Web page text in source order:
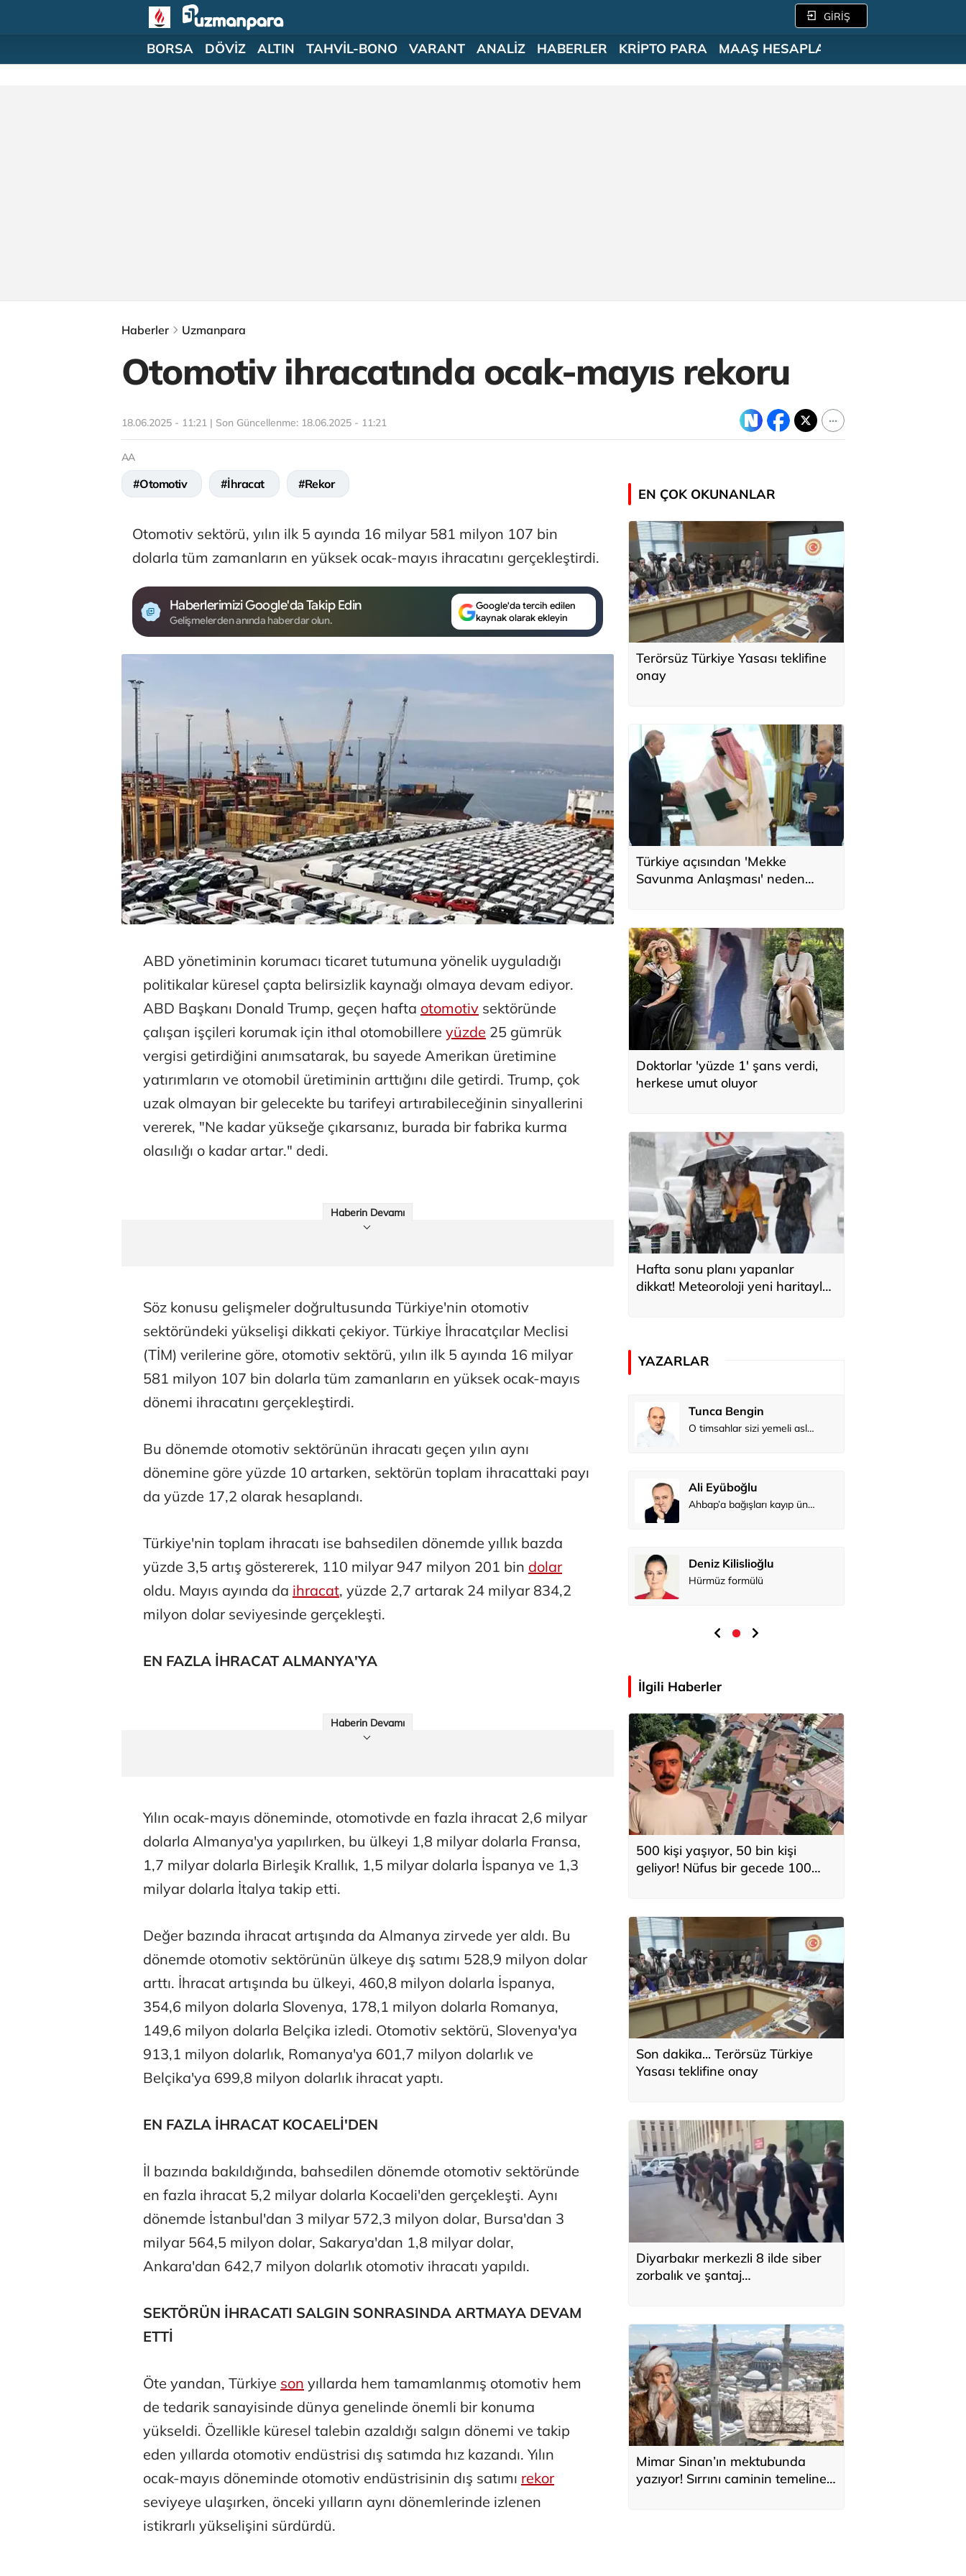
GİRİŞ
BORSA DÖVİZ ALTIN TAHVİL-BONO VARANT ANALİZ HABERLER KRİPTO PARA MAAŞ HESAPLAMA
Haberler Uzmanpara
Otomotiv ihracatında ocak-mayıs rekoru
18.06.2025 - 11:21 | Son Güncellenme: 18.06.2025 - 11:21
AA
#Otomotiv #İhracat #Rekor
Otomotiv sektörü, yılın ilk 5 ayında 16 milyar 581 milyon 107 bin
dolarla tüm zamanların en yüksek ocak-mayıs ihracatını gerçekleştirdi.
Haberlerimizi Google'da Takip Edin
Gelişmelerden anında haberdar olun.
Google'da tercih edilen
kaynak olarak ekleyin
ABD yönetiminin korumacı ticaret tutumuna yönelik uyguladığı
politikalar küresel çapta belirsizlik kaynağı olmaya devam ediyor.
ABD Başkanı Donald Trump, geçen hafta otomotiv sektöründe
çalışan işçileri korumak için ithal otomobillere yüzde 25 gümrük
vergisi getirdiğini anımsatarak, bu sayede Amerikan üretimine
yatırımların ve otomobil üretiminin arttığını dile getirdi. Trump, çok
uzak olmayan bir gelecekte bu tarifeyi artırabileceğinin sinyallerini
vererek, "Ne kadar yükseğe çıkarsanız, burada bir fabrika kurma
olasılığı o kadar artar." dedi.
Haberin Devamı
Söz konusu gelişmeler doğrultusunda Türkiye'nin otomotiv
sektöründeki yükselişi dikkati çekiyor. Türkiye İhracatçılar Meclisi
(TİM) verilerine göre, otomotiv sektörü, yılın ilk 5 ayında 16 milyar
581 milyon 107 bin dolarla tüm zamanların en yüksek ocak-mayıs
dönemi ihracatını gerçekleştirdi.
Bu dönemde otomotiv sektörünün ihracatı geçen yılın aynı
dönemine göre yüzde 10 artarken, sektörün toplam ihracattaki payı
da yüzde 17,2 olarak hesaplandı.
Türkiye'nin toplam ihracatı ise bahsedilen dönemde yıllık bazda
yüzde 3,5 artış göstererek, 110 milyar 947 milyon 201 bin dolar
oldu. Mayıs ayında da ihracat, yüzde 2,7 artarak 24 milyar 834,2
milyon dolar seviyesinde gerçekleşti.
EN FAZLA İHRACAT ALMANYA'YA
Haberin Devamı
Yılın ocak-mayıs döneminde, otomotivde en fazla ihracat 2,6 milyar
dolarla Almanya'ya yapılırken, bu ülkeyi 1,8 milyar dolarla Fransa,
1,7 milyar dolarla Birleşik Krallık, 1,5 milyar dolarla İspanya ve 1,3
milyar dolarla İtalya takip etti.
Değer bazında ihracat artışında da Almanya zirvede yer aldı. Bu
dönemde otomotiv sektörünün ülkeye dış satımı 528,9 milyon dolar
arttı. İhracat artışında bu ülkeyi, 460,8 milyon dolarla İspanya,
354,6 milyon dolarla Slovenya, 178,1 milyon dolarla Romanya,
149,6 milyon dolarla Belçika izledi. Otomotiv sektörü, Slovenya'ya
913,1 milyon dolarlık, Romanya'ya 601,7 milyon dolarlık ve
Belçika'ya 699,8 milyon dolarlık ihracat yaptı.
EN FAZLA İHRACAT KOCAELİ'DEN
İl bazında bakıldığında, bahsedilen dönemde otomotiv sektöründe
en fazla ihracat 5,2 milyar dolarla Kocaeli'den gerçekleşti. Aynı
dönemde İstanbul'dan 3 milyar 572,3 milyon dolar, Bursa'dan 3
milyar 564,5 milyon dolar, Sakarya'dan 1,8 milyar dolar,
Ankara'dan 642,7 milyon dolarlık otomotiv ihracatı yapıldı.
SEKTÖRÜN İHRACATI SALGIN SONRASINDA ARTMAYA DEVAM
ETTİ
Öte yandan, Türkiye son yıllarda hem tamamlanmış otomotiv hem
de tedarik sanayisinde dünya genelinde önemli bir konuma
yükseldi. Özellikle küresel talebin azaldığı salgın dönemi ve takip
eden yıllarda otomotiv endüstrisi dış satımda hız kazandı. Yılın
ocak-mayıs döneminde otomotiv endüstrisinin dış satımı rekor
seviyeye ulaşırken, önceki yılların aynı dönemlerinde izlenen
istikrarlı yükselişini sürdürdü.
EN ÇOK OKUNANLAR
Terörsüz Türkiye Yasası teklifine
onay
Türkiye açısından 'Mekke
Savunma Anlaşması' neden
Doktorlar 'yüzde 1' şans verdi,
herkese umut oluyor
Hafta sonu planı yapanlar
dikkat! Meteoroloji yeni haritayla
YAZARLAR
Tunca Bengin
Deniz Kilislioğlu Deniz Kilislioğlu
Tunca Bengin
O timsahlar sizi yemeli aslında!...
Ali Eyüboğlu
Ahbap’a bağışları kayıp ünlüler var
Deniz Kilislioğlu
Hürmüz formülü
İlgili Haberler
500 kişi yaşıyor, 50 bin kişi
geliyor! Nüfus bir gecede 100
Son dakika... Terörsüz Türkiye
Yasası teklifine onay
Diyarbakır merkezli 8 ilde siber
zorbalık ve şantaj
Mimar Sinan’ın mektubunda
yazıyor! Sırrını caminin temeline